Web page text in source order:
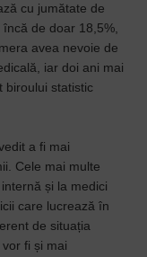
cu jumătate de
de doar 18,5%,
avea nevoie de
iar doi ani mai
biroului statistic
a fi mai
Cele mai multe
și la medici
care lucrează în
de situația
fi și mai